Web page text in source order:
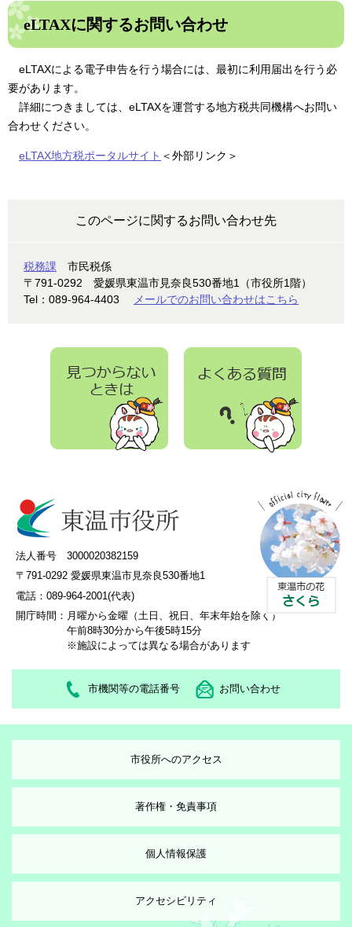
eLTAXに関するお問い合わせ
eLTAXによる電子申告を行う場合には、最初に利用届出を行う必
要があります。
詳細につきましては、eLTAXを運営する地方税共同機構へお問い
合わせください。
eLTAX地方税ポータルサイト ＜外部リンク＞
このページに関するお問い合わせ先
税務課
市民税係
〒791-0292
愛媛県東温市見奈良530番地1（市役所1階）
Tel：089-964-4403
メールでのお問い合わせはこちら
法人番号 3000020382159
〒791-0292 愛媛県東温市見奈良530番地1
電話：089-964-2001(代表)
開庁時間： 月曜から金曜（土日、祝日、年末年始を除く）
午前8時30分から午後5時15分
※施設によっては異なる場合があります
市機関等の電話番号 お問い合わせ
市役所へのアクセス
著作権・免責事項
個人情報保護
アクセシビリティ